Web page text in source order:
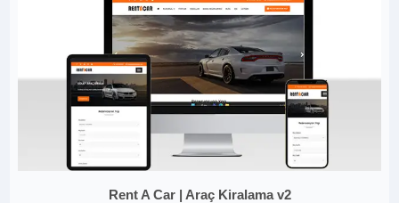
Rent A Car | Araç Kiralama v2